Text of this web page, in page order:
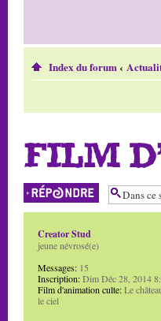
Index du forum‹
FILM
Répondre
Creator Stud
jeune névrosé(e)
Messages: 15
Inscription:Dim Déc 28, 2014
Film d'animation culte:Le
le ciel